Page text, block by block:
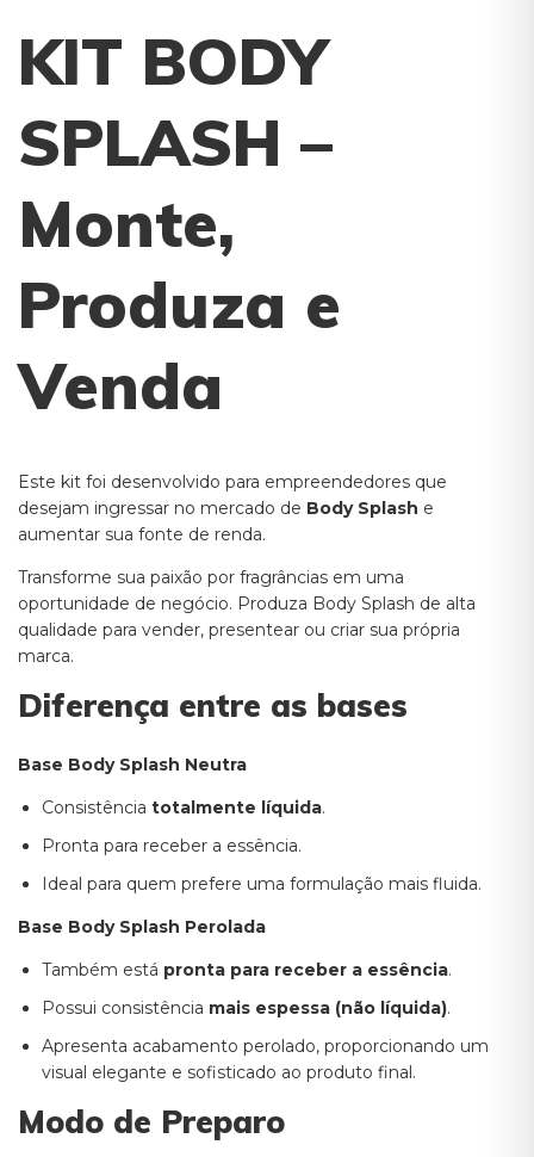
KIT BODY
SPLASH –
Monte,
Produza e
Venda
Este kit foi desenvolvido para empreendedores que
desejam ingressar no mercado de Body Splash e
aumentar sua fonte de renda.
Transforme sua paixão por fragrâncias em uma
oportunidade de negócio. Produza Body Splash de alta
qualidade para vender, presentear ou criar sua própria
marca.
Diferença entre as bases
Base Body Splash Neutra
Consistência totalmente líquida.
Pronta para receber a essência.
Ideal para quem prefere uma formulação mais fluida.
Base Body Splash Perolada
Também está pronta para receber a essência.
Possui consistência mais espessa (não líquida).
Apresenta acabamento perolado, proporcionando um
visual elegante e sofisticado ao produto final.
Modo de Preparo